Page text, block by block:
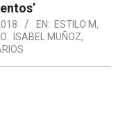
EN: ESTILO M,
ISABEL MUÑOZ,